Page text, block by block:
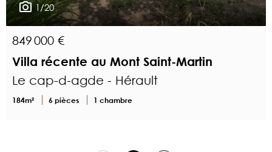
1/20
849 000 €
Villa récente au Mont Saint-Martin
Le cap-d-agde - Hérault
184m² 6 pièces 1 chambre